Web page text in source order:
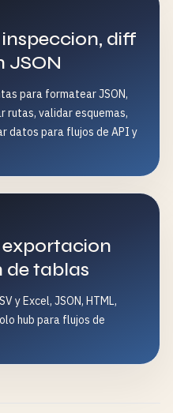
diff
JSON
para formatear JSON,
rutas, validar esquemas,
datos para flujos de API y
de tablas
y Excel, JSON, HTML,
hub para flujos de